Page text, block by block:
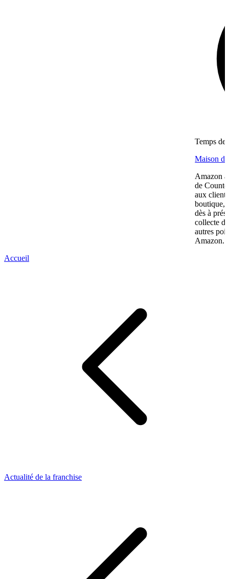
Temps de
Maison
Amazon
de
aux
boutique,
dès à
collecte
autres
Amazon...
Accueil
Actualité de la franchise